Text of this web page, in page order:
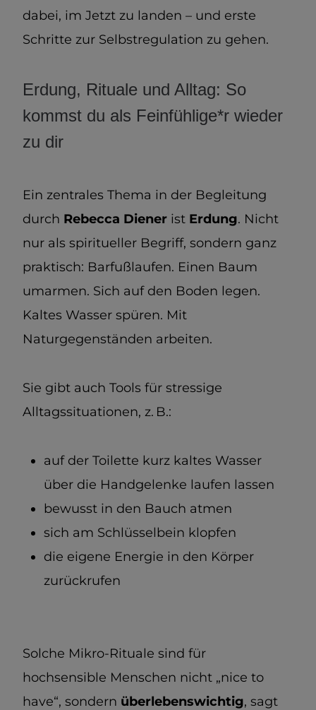
dabei, im Jetzt zu landen – und erste
Schritte zur Selbstregulation zu gehen.
Erdung, Rituale und Alltag: So
kommst du als Feinfühlige*r wieder
zu dir
Ein zentrales Thema in der Begleitung
durch Rebecca Diener ist Erdung. Nicht
nur als spiritueller Begriff, sondern ganz
praktisch: Barfußlaufen. Einen Baum
umarmen. Sich auf den Boden legen.
Kaltes Wasser spüren. Mit
Naturgegenständen arbeiten.
Sie gibt auch Tools für stressige
Alltagssituationen, z. B.:
auf der Toilette kurz kaltes Wasser
über die Handgelenke laufen lassen
bewusst in den Bauch atmen
sich am Schlüsselbein klopfen
die eigene Energie in den Körper
zurückrufen
Solche Mikro-Rituale sind für
hochsensible Menschen nicht „nice to
have“, sondern überlebenswichtig, sagt